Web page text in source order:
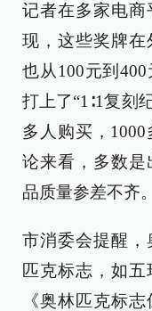
记者在多家电商
现，这些奖牌在
也从100元到
打上了“1∶1复刻
多人购买，
论来看，多数是
品质量参差不齐。
市消委会提醒，
匹克标志，如
《奥林匹克标